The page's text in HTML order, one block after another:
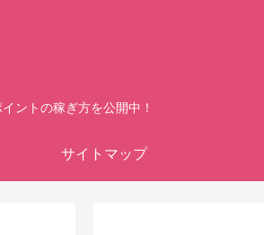
ントの稼ぎ方を公開中！
サイトマップ